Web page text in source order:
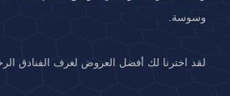
وسوسة.
لقد اخترنا لك أفضل العروض لغرف الفنادق